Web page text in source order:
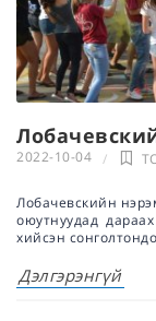
2022-10-04
Лобачевскийн
оюутнуудад дараах
хийсэн
Дэлгэрэнгүй